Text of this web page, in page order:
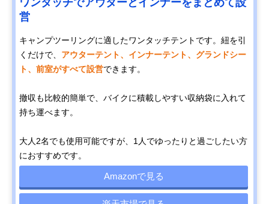
営
キャンプツーリングに適したワンタッチテントです。紐を引
くだけで、 アウターテント、インナーテント、グランドシー
ト、前室がすべて設営できます。
撤収も比較的簡単で、バイクに積載しやすい収納袋に入れて
持ち運べます。
大人2名でも使用可能ですが、1人でゆったりと過ごしたい方
におすすめです。
Amazonで見る